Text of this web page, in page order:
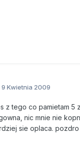
9 Kwietnia 2009
z tego co pamietam 5
nic mnie nie
sie oplaca. pozdro